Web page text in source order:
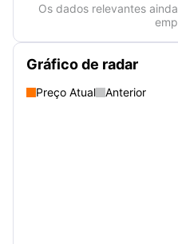
Os dados relevantes
Gráfico de radar
Preço Atual Anterior